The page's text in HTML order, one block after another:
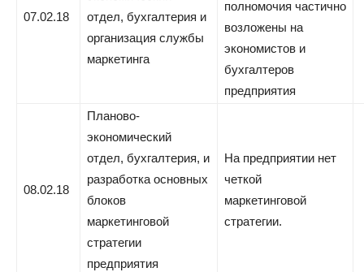
07.02.18
отдел, бухгалтерия и
организация службы
маркетинга
полномочия частично
возложены на
экономистов и
бухгалтеров
предприятия
08.02.18
Планово-
экономический
отдел, бухгалтерия, и
разработка основных
блоков
маркетинговой
стратегии
предприятия
На предприятии нет
четкой
маркетинговой
стратегии.